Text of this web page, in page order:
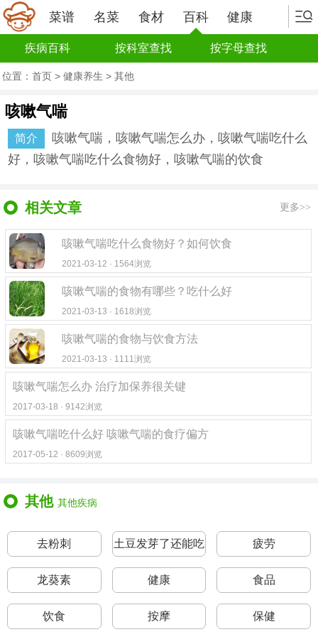
菜谱 名菜 食材 百科 健康
疾病百科 按科室查找 按字母查找
位置： 首页 > 健康养生 > 其他
咳嗽气喘
简介
咳嗽气喘，咳嗽气喘怎么办，咳嗽气喘吃什么
好，咳嗽气喘吃什么食物好，咳嗽气喘的饮食
相关文章 更多>>
咳嗽气喘吃什么食物好？如何饮食
2021-03-12 · 1564浏览
咳嗽气喘的食物有哪些？吃什么好
2021-03-13 · 1618浏览
咳嗽气喘的食物与饮食方法
2021-03-13 · 1111浏览
咳嗽气喘怎么办 治疗加保养很关键
2017-03-18 · 9142浏览
咳嗽气喘吃什么好 咳嗽气喘的食疗偏方
2017-05-12 · 8609浏览
其他 其他疾病
去粉刺
土豆发芽了还能吃
吗
疲劳
龙葵素 健康 食品
饮食 按摩 保健